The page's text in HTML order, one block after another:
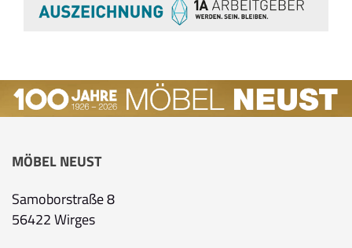
MÖBEL NEUST
Samoborstraße 8
56422 Wirges